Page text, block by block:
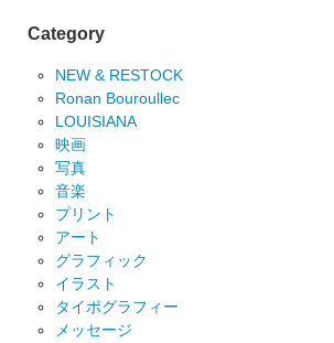
Category
NEW & RESTOCK
Ronan Bouroullec
LOUISIANA
映画
写真
音楽
プリント
アート
グラフィック
イラスト
タイポグラフィー
メッセージ